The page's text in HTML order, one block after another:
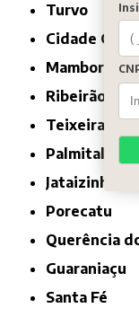
Turvo
Cidade
Mamborê
Ribeirão do
Teixeira
Palmital
Jataizinho
Porecatu
Querência
Guaraniaçu
Santa Fé